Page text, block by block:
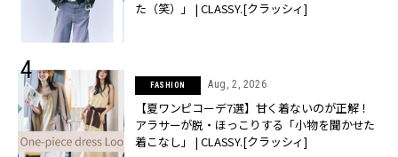
た（笑）」 | CLASSY.[クラッシィ]
FASHION Aug, 2, 2026
【夏ワンピコーデ7選】甘く着ないのが正解！
アラサーが脱・ほっこりする「小物を聞かせた
着こなし」 | CLASSY.[クラッシィ]